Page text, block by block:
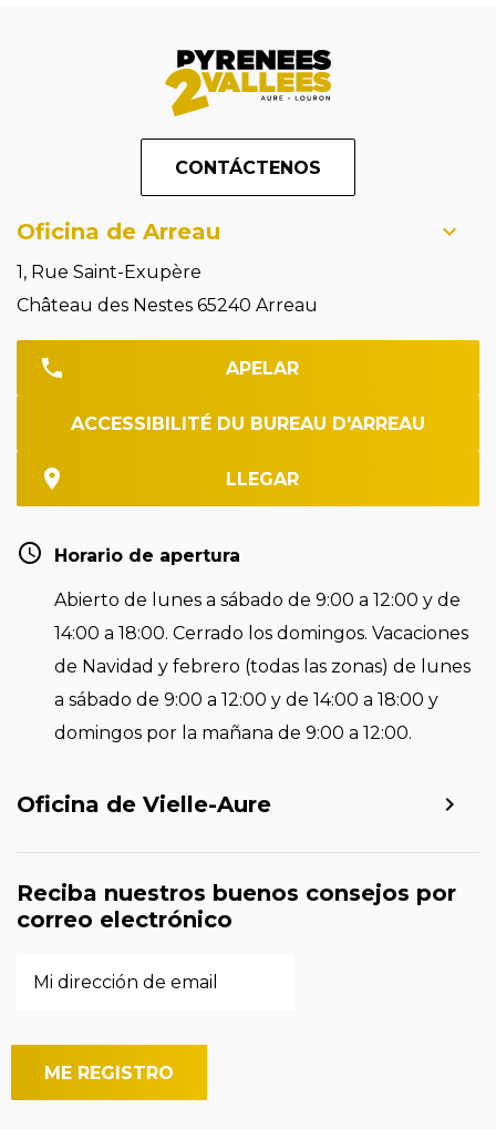
CONTÁCTENOS
Oficina de Arreau
1, Rue Saint-Exupère
Château des Nestes 65240 Arreau
APELAR
ACCESSIBILITÉ DU BUREAU D'ARREAU
LLEGAR
Horario de apertura
Abierto de lunes a sábado de 9:00 a 12:00 y de
14:00 a 18:00. Cerrado los domingos. Vacaciones
de Navidad y febrero (todas las zonas) de lunes
a sábado de 9:00 a 12:00 y de 14:00 a 18:00 y
domingos por la mañana de 9:00 a 12:00.
Oficina de Vielle-Aure
Reciba nuestros buenos consejos por
correo electrónico